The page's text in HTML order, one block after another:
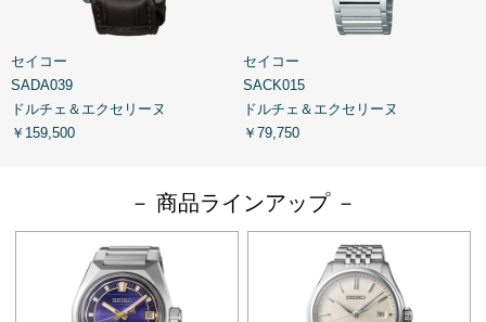
セイコー
SADA039
ドルチェ＆エクセリーヌ
￥159,500
セイコー
SACK015
ドルチェ＆エクセリーヌ
￥79,750
－ 商品ラインアップ －